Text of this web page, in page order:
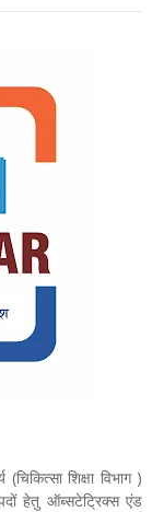
शिक्षा विभाग )
पदों हेतु ऑब्सटेट्रिक्स एंड